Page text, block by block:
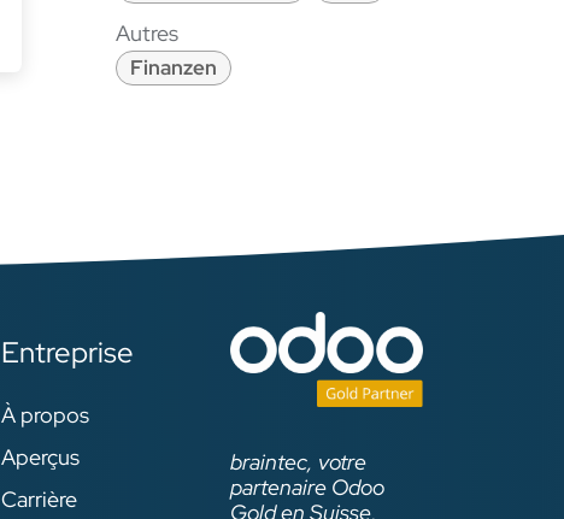
Autres
Finanzen
Entreprise
À propos
Aperçus
Carrière
braintec, votre
partenaire Odoo
Gold en Suisse,